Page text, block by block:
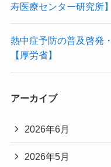
寿医療センター研究所】
熱中症予防の普及啓発
【厚労省】
アーカイブ
2026年6月
2026年5月